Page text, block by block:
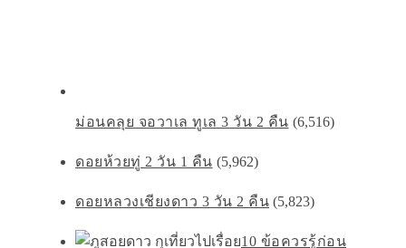
ม่อนคลุย จอวาเล ทูเล 3 วัน 2 คืน (6,516)
ดอยห้วยทู่ 2 วัน 1 คืน (5,962)
ดอยหลวงเชียงดาว 3 วัน 2 คืน (5,823)
10 ข้อควรรู้ก่อน